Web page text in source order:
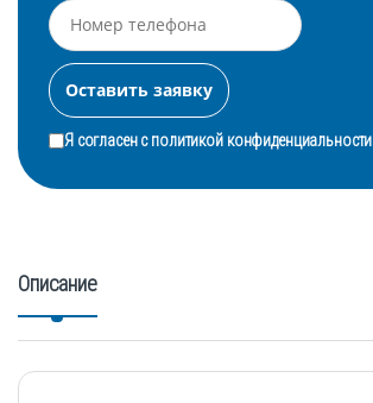
Я согласен сполитикой конфиденциальности
Описание